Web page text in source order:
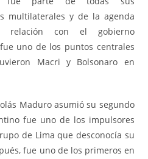
multilaterales y de la agenda
con el gobierno
uno de los puntos centrales
Macri y Bolsonaro en
Maduro asumió su segundo
fue uno de los impulsores
de Lima que desconocía su
fue uno de los primeros en